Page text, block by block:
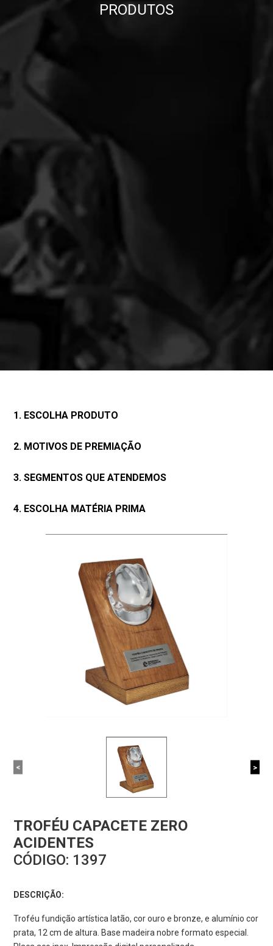
PRODUTOS
1. ESCOLHA PRODUTO
2. MOTIVOS DE PREMIAÇÃO
3. SEGMENTOS QUE ATENDEMOS
4. ESCOLHA MATÉRIA PRIMA
< >
TROFÉU CAPACETE ZERO
ACIDENTES
CÓDIGO: 1397
DESCRIÇÃO:
Troféu fundição artística latão, cor ouro e bronze, e alumínio cor
prata, 12 cm de altura. Base madeira nobre formato especial.